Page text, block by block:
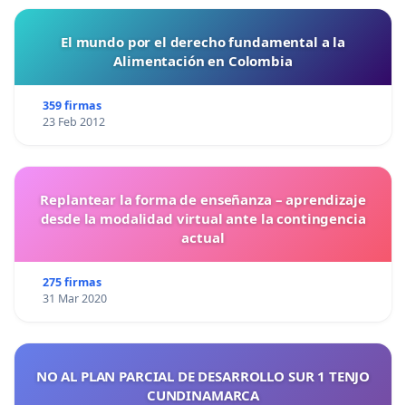
El mundo por el derecho fundamental a la
Alimentación en Colombia
359 firmas
23 Feb 2012
Replantear la forma de enseñanza – aprendizaje
desde la modalidad virtual ante la contingencia
actual
275 firmas
31 Mar 2020
NO AL PLAN PARCIAL DE DESARROLLO SUR 1 TENJO
CUNDINAMARCA